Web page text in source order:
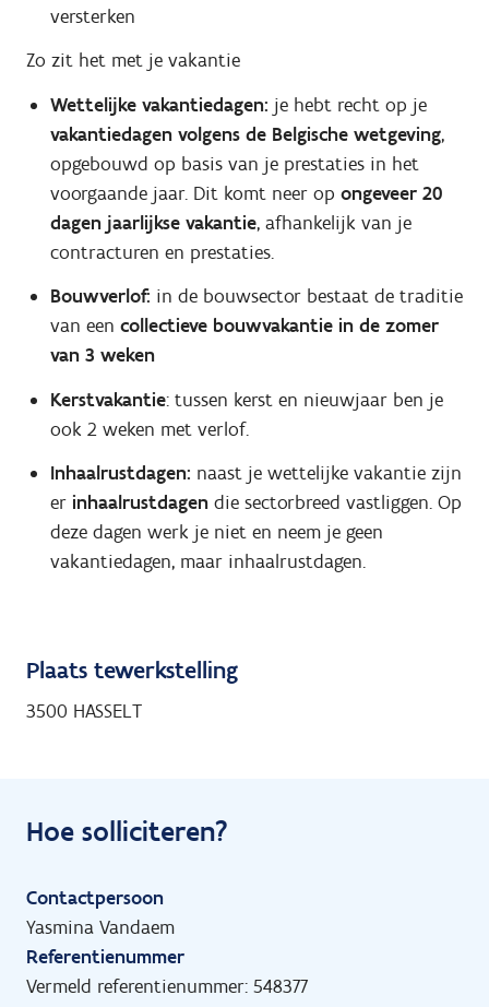
versterken
Zo zit het met je vakantie
Wettelijke vakantiedagen: je hebt recht op je
vakantiedagen volgens de Belgische wetgeving,
opgebouwd op basis van je prestaties in het
voorgaande jaar. Dit komt neer op ongeveer 20
dagen jaarlijkse vakantie, afhankelijk van je
contracturen en prestaties.
Bouwverlof: in de bouwsector bestaat de traditie
van een collectieve bouwvakantie in de zomer
van 3 weken
Kerstvakantie: tussen kerst en nieuwjaar ben je
ook 2 weken met verlof.
Inhaalrustdagen: naast je wettelijke vakantie zijn
er inhaalrustdagen die sectorbreed vastliggen. Op
deze dagen werk je niet en neem je geen
vakantiedagen, maar inhaalrustdagen.
Plaats tewerkstelling
3500 HASSELT
Hoe solliciteren?
Contactpersoon
Yasmina Vandaem
Referentienummer
Vermeld referentienummer: 548377